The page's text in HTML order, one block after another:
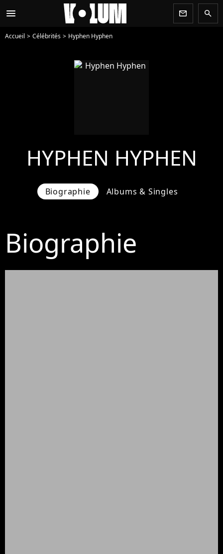
menu newsletter search
Accueil Célébrités Hyphen Hyphen
HYPHEN HYPHEN
Biographie Albums & Singles
Biographie